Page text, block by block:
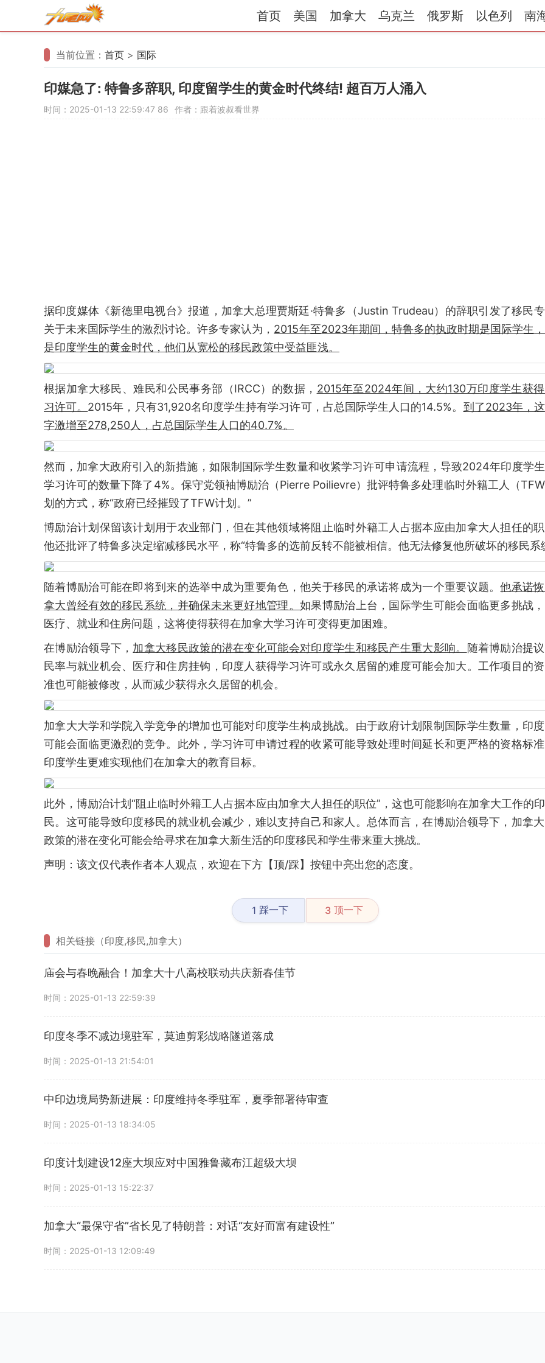
首页 美国 加拿大 乌克兰 俄罗斯 以色列 南
当前位置： 首页 > 国际
印媒急了: 特鲁多辞职, 印度留学生的黄金时代终结! 超百万人涌入
时间：2025-01-13 22:59:47 86 作者：跟着波叔看世界
据印度媒体《新德里电视台》报道，加拿大总理贾斯廷·特鲁多（Justin Trudeau）的辞职引发了移民
关于未来国际学生的激烈讨论。许多专家认为， 2015年至2023年期间，特鲁多的执政时期是国际学生
是印度学生的黄金时代，他们从宽松的移民政策中受益匪浅。
根据加拿大移民、难民和公民事务部（IRCC）的数据， 2015年至2024年间，大约130万印度学生获
习许可。 2015年，只有31,920名印度学生持有学习许可，占总国际学生人口的14.5%。 到了2023年，
字激增至278,250人，占总国际学生人口的40.7%。
然而，加拿大政府引入的新措施，如限制国际学生数量和收紧学习许可申请流程，导致2024年印度学
学习许可的数量下降了4%。保守党领袖博励治（Pierre Poilievre）批评特鲁多处理临时外籍工人（
划的方式，称“政府已经摧毁了TFW计划。”
博励治计划保留该计划用于农业部门，但在其他领域将阻止临时外籍工人占据本应由加拿大人担任的
他还批评了特鲁多决定缩减移民水平，称“特鲁多的选前反转不能被相信。他无法修复他所破坏的移民系
随着博励治可能在即将到来的选举中成为重要角色，他关于移民的承诺将成为一个重要议题。他承诺
拿大曾经有效的移民系统，并确保未来更好地管理。 如果博励治上台，国际学生可能会面临更多挑战
医疗、就业和住房问题，这将使得获得在加拿大学习许可变得更加困难。
在博励治领导下， 加拿大移民政策的潜在变化可能会对印度学生和移民产生重大影响。
随着博励治提
民率与就业机会、医疗和住房挂钩，印度人获得学习许可或永久居留的难度可能会加大。工作项目的
准也可能被修改，从而减少获得永久居留的机会。
加拿大大学和学院入学竞争的增加也可能对印度学生构成挑战。由于政府计划限制国际学生数量，印
可能会面临更激烈的竞争。此外，学习许可申请过程的收紧可能导致处理时间延长和更严格的资格标
印度学生更难实现他们在加拿大的教育目标。
此外，博励治计划“阻止临时外籍工人占据本应由加拿大人担任的职位”，这也可能影响在加拿大工作的
民。这可能导致印度移民的就业机会减少，难以支持自己和家人。总体而言，在博励治领导下，加拿
政策的潜在变化可能会给寻求在加拿大新生活的印度移民和学生带来重大挑战。
声明：该文仅代表作者本人观点，欢迎在下方【顶/踩】按钮中亮出您的态度。
1 踩一下 3 顶一下
相关链接（印度,移民,加拿大）
庙会与春晚融合！加拿大十八高校联动共庆新春佳节
时间：2025-01-13 22:59:39
印度冬季不减边境驻军，莫迪剪彩战略隧道落成
时间：2025-01-13 21:54:01
中印边境局势新进展：印度维持冬季驻军，夏季部署待审查
时间：2025-01-13 18:34:05
印度计划建设12座大坝应对中国雅鲁藏布江超级大坝
时间：2025-01-13 15:22:37
加拿大“最保守省”省长见了特朗普：对话“友好而富有建设性”
时间：2025-01-13 12:09:49